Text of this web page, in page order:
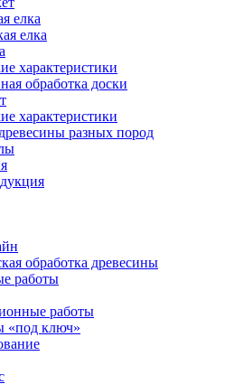
елка
елка
характеристики
обработка доски
характеристики
разных пород
обработка древесины
работы
работы
«под ключ»